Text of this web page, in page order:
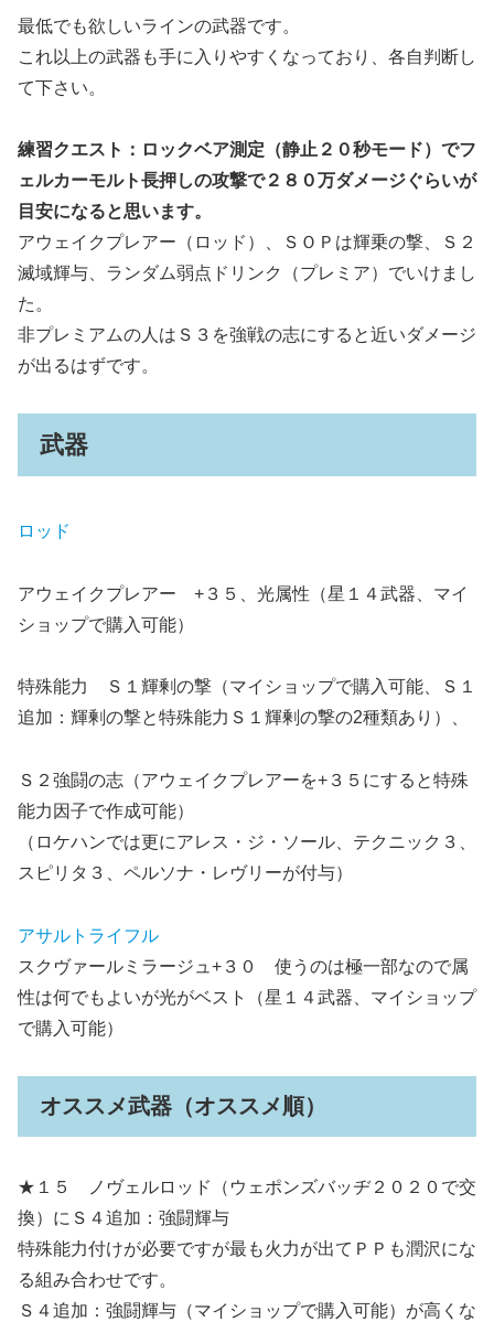
最低でも欲しいラインの武器です。
これ以上の武器も手に入りやすくなっており、各自判断し
て下さい。
練習クエスト：ロックベア測定（静止２０秒モード）でフ
ェルカーモルト長押しの攻撃で２８０万ダメージぐらいが
目安になると思います。
アウェイクプレアー（ロッド）、ＳＯＰは輝乗の撃、Ｓ２
滅域輝与、ランダム弱点ドリンク（プレミア）でいけまし
た。
非プレミアムの人はＳ３を強戦の志にすると近いダメージ
が出るはずです。
武器
ロッド
アウェイクプレアー +３５、光属性（星１４武器、マイ
ショップで購入可能）
特殊能力 Ｓ１輝剰の撃（マイショップで購入可能、Ｓ１
追加：輝剰の撃と特殊能力Ｓ１輝剰の撃の2種類あり）、
Ｓ２強闘の志（アウェイクプレアーを+３５にすると特殊
能力因子で作成可能）
（ロケハンでは更にアレス・ジ・ソール、テクニック３、
スピリタ３、ペルソナ・レヴリーが付与）
アサルトライフル
スクヴァールミラージュ+３０ 使うのは極一部なので属
性は何でもよいが光がベスト（星１４武器、マイショップ
で購入可能）
オススメ武器（オススメ順）
★１５ ノヴェルロッド（ウェポンズバッヂ２０２０で交
換）にＳ４追加：強闘輝与
特殊能力付けが必要ですが最も火力が出てＰＰも潤沢にな
る組み合わせです。
Ｓ４追加：強闘輝与（マイショップで購入可能）が高くな